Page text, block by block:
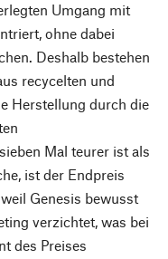
Umgang mit
ohne dabei
Deshalb bestehen
recycelten und
Herstellung durch die
Mal teurer ist als
ist der Endpreis
Genesis bewusst
verzichtet, was bei
des Preises